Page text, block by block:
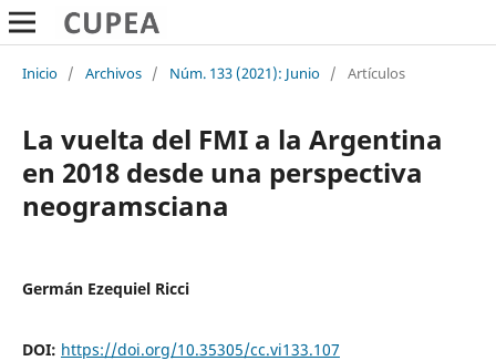
Inicio / Archivos / Núm. 133 (2021): Junio / Artículos
La vuelta del FMI a la Argentina
en 2018 desde una perspectiva
neogramsciana
Germán Ezequiel Ricci
DOI: https://doi.org/10.35305/cc.vi133.107